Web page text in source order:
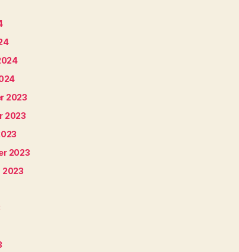
2023
2023
2023
2023